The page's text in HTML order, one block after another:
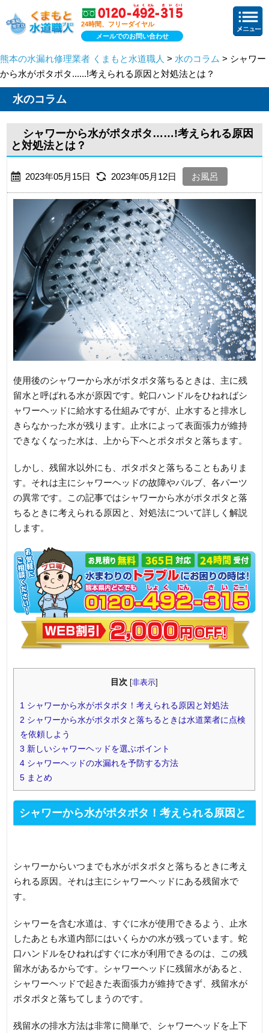
24時間、フリーダイヤル
メールでのお問い合わせ
熊本の水漏れ修理業者 くまもと水道職人 > 水のコラム > シャワー
から水がポタポタ......!考えられる原因と対処法とは？
水のコラム
シャワーから水がポタポタ……!考えられる原因
と対処法とは？
2023年05月15日 2023年05月12日 お風呂
使用後のシャワーから水がポタポタ落ちるときは、主に残
留水と呼ばれる水が原因です。蛇口ハンドルをひねればシ
ャワーヘッドに給水する仕組みですが、止水すると排水し
きらなかった水が残ります。止水によって表面張力が維持
できなくなった水は、上から下へとポタポタと落ちます。
しかし、残留水以外にも、ポタポタと落ちることもありま
す。それは主にシャワーヘッドの故障やバルブ、各パーツ
の異常です。この記事ではシャワーから水がポタポタと落
ちるときに考えられる原因と、対処法について詳しく解説
します。
目次 [非表示]
1 シャワーから水がポタポタ！考えられる原因と対処法
2 シャワーから水がポタポタと落ちるときは水道業者に点検
を依頼しよう
3 新しいシャワーヘッドを選ぶポイント
4 シャワーヘッドの水漏れを予防する方法
5 まとめ
シャワーから水がポタポタ！考えられる原因と
シャワーからいつまでも水がポタポタと落ちるときに考え
られる原因。それは主にシャワーヘッドにある残留水で
す。
シャワーを含む水道は、すぐに水が使用できるよう、止水
したあとも水道内部にはいくらかの水が残っています。蛇
口ハンドルをひねればすぐに水が利用できるのは、この残
留水があるからです。シャワーヘッドに残留水があると、
シャワーヘッドで起きた表面張力が維持できず、残留水が
ポタポタと落ちてしまうのです。
残留水の排水方法は非常に簡単で、シャワーヘッドを上下